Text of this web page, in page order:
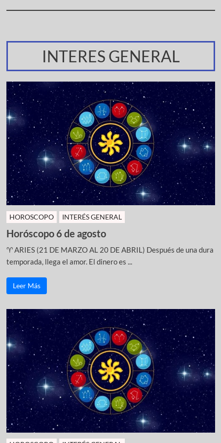
INTERES GENERAL
HOROSCOPO INTERÉS GENERAL
Horóscopo 6 de agosto
♈ ARIES (21 DE MARZO AL 20 DE ABRIL) Después de una dura
temporada, llega el amor. El dinero es ...
Leer Más